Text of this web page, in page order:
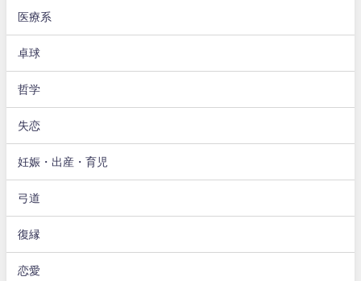
医療系
卓球
哲学
失恋
妊娠・出産・育児
弓道
復縁
恋愛